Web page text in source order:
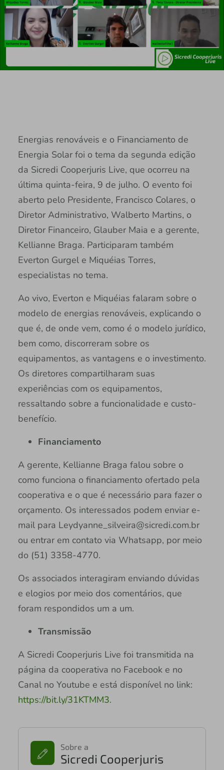
Energias renováveis e o Financiamento de
Energia Solar foi o tema da segunda edição
da Sicredi Cooperjuris Live, que ocorreu na
última quinta-feira, 9 de julho. O evento foi
aberto pelo Presidente, Francisco Colares, o
Diretor Administrativo, Walberto Martins, o
Diretor Financeiro, Glauber Maia e a gerente,
Kellianne Braga. Participaram também
Everton Gurgel e Miquéias Torres,
especialistas no tema.
Ao vivo, Everton e Miquéias falaram sobre o
modelo de energias renováveis, explicando o
que é, de onde vem, como é o modelo jurídico,
bem como, discorreram sobre os
equipamentos, as vantagens e o investimento.
Os diretores compartilharam suas
experiências com os equipamentos,
ressaltando sobre a funcionalidade e custo-
benefício.
Financiamento
A gerente, Kellianne Braga falou sobre o
como funciona o financiamento ofertado pela
cooperativa e o que é necessário para fazer o
orçamento. Os interessados podem enviar e-
mail para Leydyanne_silveira@sicredi.com.br
ou entrar em contato via Whatsapp, por meio
do (51) 3358-4770.
Os associados interagiram enviando dúvidas
e elogios por meio dos comentários, que
foram respondidos um a um.
Transmissão
A Sicredi Cooperjuris Live foi transmitida na
página da cooperativa no Facebook e no
Canal no Youtube e está disponível no link:
https://bit.ly/31KTMM3.
Sobre a
Sicredi Cooperjuris